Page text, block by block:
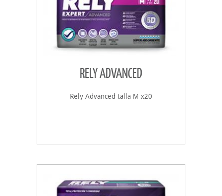
RELY ADVANCED
Rely Advanced talla M x20